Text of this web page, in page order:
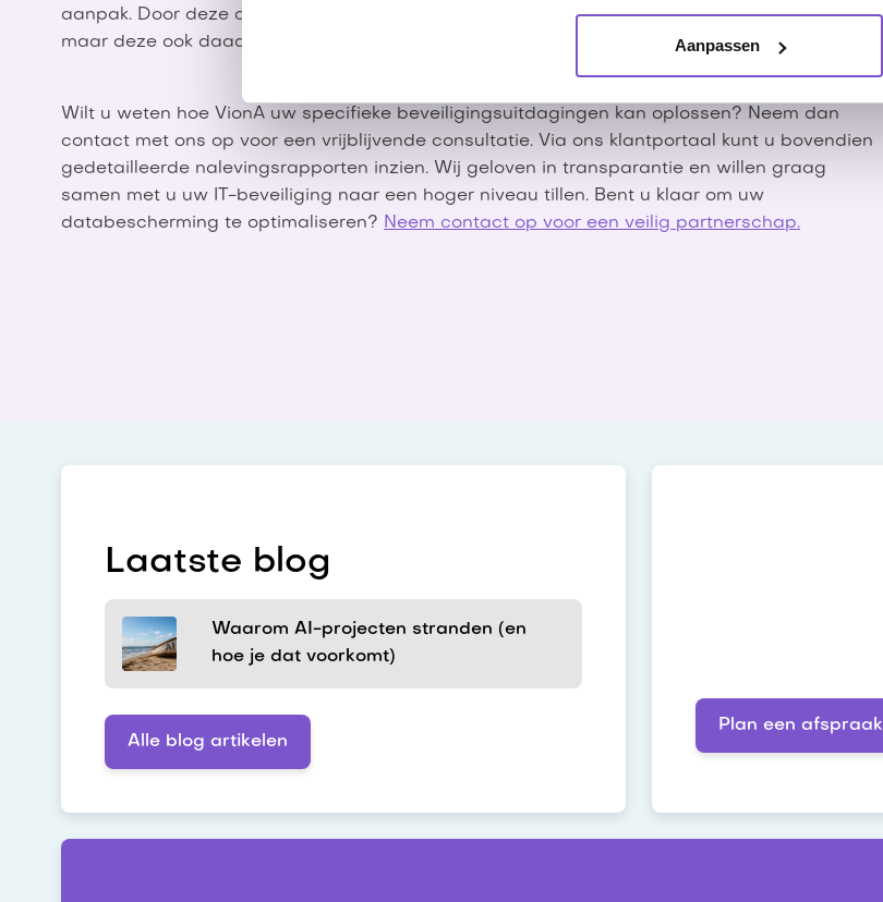
Aanpassen
aanpak. Door deze certificering tonen wij aan dat wij niet alleen praten over beveiliging,
maar deze ook daadwerkelijk implementeren.
Wilt u weten hoe VionA uw specifieke beveiligingsuitdagingen kan oplossen? Neem dan
contact met ons op voor een vrijblijvende consultatie. Via ons klantportaal kunt u bovendien
gedetailleerde nalevingsrapporten inzien. Wij geloven in transparantie en willen graag
samen met u uw IT-beveiliging naar een hoger niveau tillen. Bent u klaar om uw
databescherming te optimaliseren? Neem contact op voor een veilig partnerschap.
Laatste blog
Waarom AI-projecten stranden (en
hoe je dat voorkomt)
Alle blog artikelen
Plan een afspraak